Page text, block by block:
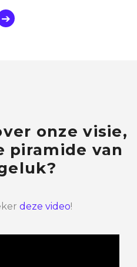
onze visie,
piramide van
deze video!